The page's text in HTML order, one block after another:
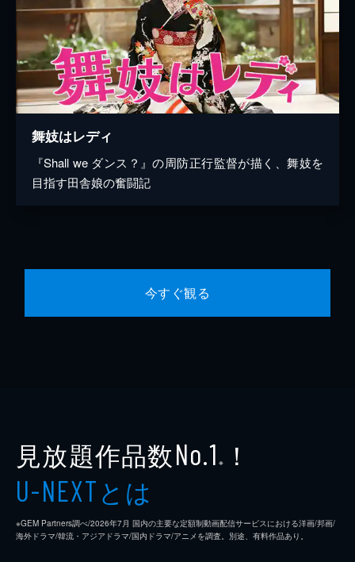
舞妓はレディ
『Shall we ダンス？』の周防正行監督が描く、舞妓を
目指す田舎娘の奮闘記
今すぐ観る
見放題作品数No.1 ※ ！
U-NEXTとは
※GEM Partners調べ/2026年7⽉ 国内の主要な定額制動画配信サービスにおける洋画/邦画/
海外ドラマ/韓流・アジアドラマ/国内ドラマ/アニメを調査。別途、有料作品あり。